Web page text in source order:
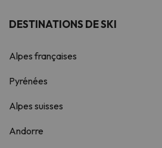
DESTINATIONS DE SKI
Alpes françaises
Pyrénées
Alpes suisses
Andorre